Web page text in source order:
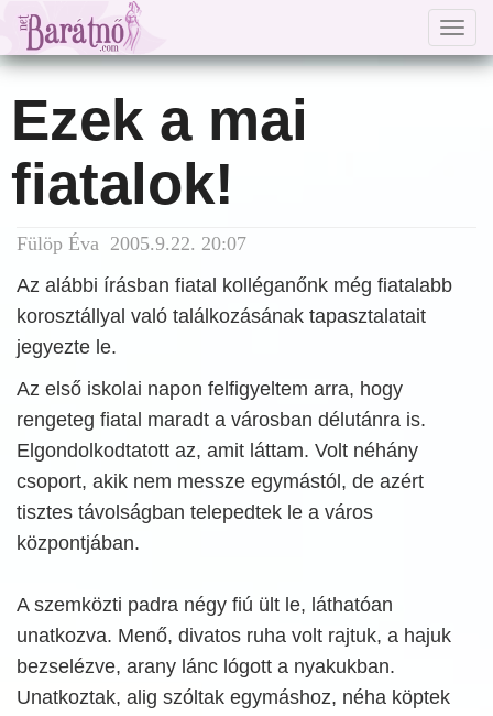
Ezek a mai
fiatalok!
Fülöp Éva 2005.9.22. 20:07
Az alábbi írásban fiatal kolléganőnk még fiatalabb
korosztállyal való találkozásának tapasztalatait
jegyezte le.
Az első iskolai napon felfigyeltem arra, hogy
rengeteg fiatal maradt a városban délutánra is.
Elgondolkodtatott az, amit láttam. Volt néhány
csoport, akik nem messze egymástól, de azért
tisztes távolságban telepedtek le a város
központjában.
A szemközti padra négy fiú ült le, láthatóan
unatkozva. Menő, divatos ruha volt rajtuk, a hajuk
bezselézve, arany lánc lógott a nyakukban.
Unatkoztak, alig szóltak egymáshoz, néha köptek